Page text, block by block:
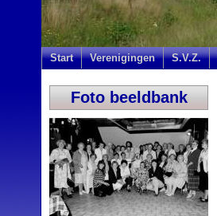
Start Verenigingen S.V.Z.
Foto beeldbank